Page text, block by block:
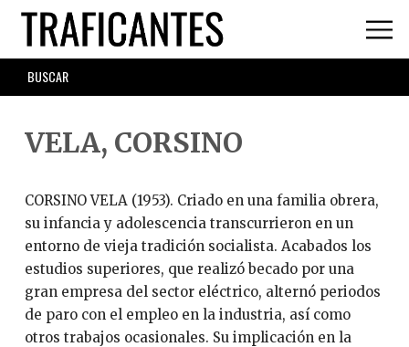
Skip
main
content
SEARCH
FORM
VELA, CORSINO
CORSINO VELA (1953). Criado en una familia obrera,
su infancia y adolescencia transcurrieron en un
entorno de vieja tradición socialista. Acabados los
estudios superiores, que realizó becado por una
gran empresa del sector eléctrico, alternó periodos
de paro con el empleo en la industria, así como
otros trabajos ocasionales. Su implicación en la